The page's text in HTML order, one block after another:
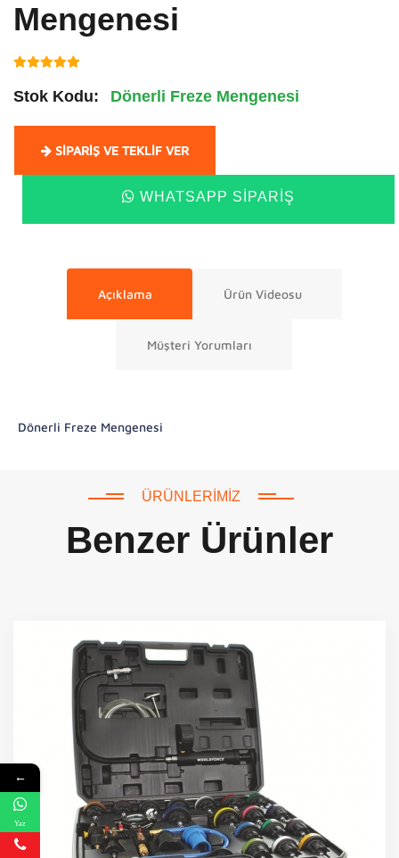
Mengenesi
Stok Kodu: Dönerli Freze Mengenesi
SIPARIŞ VE TEKLIF VER
WHATSAPP SIPARIŞ
Açıklama Ürün Videosu
Müşteri Yorumları
Dönerli Freze Mengenesi
ÜRÜNLERIMIZ
Benzer Ürünler
←
Yaz